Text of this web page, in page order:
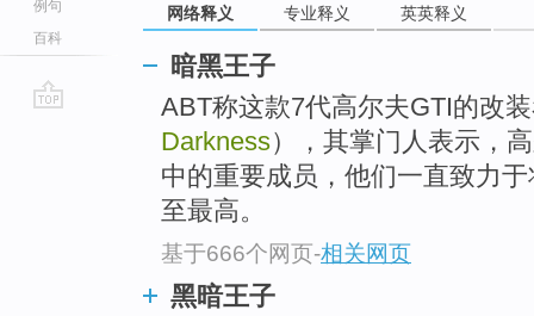
例句
百科
网络释义 专业释义 英英释义
暗黑王子
ABT称这款7代高尔夫GTI的改
Darkness），其掌门人表示，
中的重要成员，他们一直致力
至最高。
基于666个网页-相关网页
黑暗王子